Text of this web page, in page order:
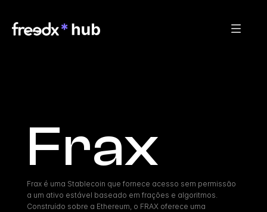
Frax
Frax é uma Stablecoin que fornece acesso sem permissão
a um ativo estável baseado em frações e algoritmos.
Construído sobre a Ethereum, o FRAX oferece uma